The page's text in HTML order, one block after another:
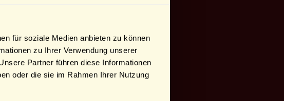
für soziale Medien anbieten zu können
zu Ihrer Verwendung unserer
Partner führen diese Informationen
oder die sie im Rahmen Ihrer Nutzung